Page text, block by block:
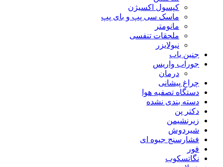
کپسول اکسیژن
ماسک سی پپ و بای پپ
مانومتر
ملحقات تنفسی
نبولایزر
جنین یاب
جوراب واریس
درمان
چراغ پیشانی
دستگاه تصفیه هوا
دسته بندی نشده
دکتر پن
زیرنشیمن
شیردوش
فشارسنج جیوه ای
فور
نگاتسکوب